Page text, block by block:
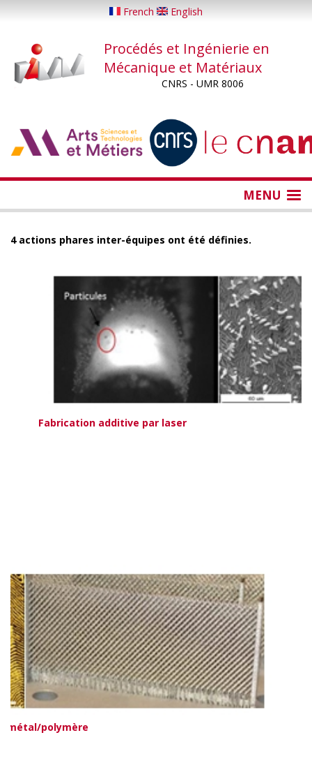
principal
French English
Procédés et Ingénierie en
Mécanique et Matériaux
CNRS - UMR 8006
MENU
4 actions phares inter-équipes ont été définies.
Fabrication additive par laser
métal/polymère